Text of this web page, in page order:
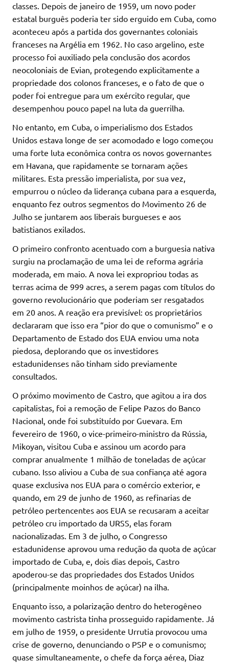
classes. Depois de janeiro de 1959, um novo poder
estatal burguês poderia ter sido erguido em Cuba, como
aconteceu após a partida dos governantes coloniais
franceses na Argélia em 1962. No caso argelino, este
processo foi auxiliado pela conclusão dos acordos
neocoloniais de Evian, protegendo explicitamente a
propriedade dos colonos franceses, e o fato de que o
poder foi entregue para um exército regular, que
desempenhou pouco papel na luta da guerrilha.
No entanto, em Cuba, o imperialismo dos Estados
Unidos estava longe de ser acomodado e logo começou
uma forte luta econômica contra os novos governantes
em Havana, que rapidamente se tornaram ações
militares. Esta pressão imperialista, por sua vez,
empurrou o núcleo da liderança cubana para a esquerda,
enquanto fez outros segmentos do Movimento 26 de
Julho se juntarem aos liberais burgueses e aos
batistianos exilados.
O primeiro confronto acentuado com a burguesia nativa
surgiu na proclamação de uma lei de reforma agrária
moderada, em maio. A nova lei expropriou todas as
terras acima de 999 acres, a serem pagas com títulos do
governo revolucionário que poderiam ser resgatados
em 20 anos. A reação era previsível: os proprietários
declararam que isso era “pior do que o comunismo” e o
Departamento de Estado dos EUA enviou uma nota
piedosa, deplorando que os investidores
estadunidenses não tinham sido previamente
consultados.
O próximo movimento de Castro, que agitou a ira dos
capitalistas, foi a remoção de Felipe Pazos do Banco
Nacional, onde foi substituído por Guevara. Em
fevereiro de 1960, o vice-primeiro-ministro da Rússia,
Mikoyan, visitou Cuba e assinou um acordo para
comprar anualmente 1 milhão de toneladas de açúcar
cubano. Isso aliviou a Cuba de sua confiança até agora
quase exclusiva nos EUA para o comércio exterior, e
quando, em 29 de junho de 1960, as refinarias de
petróleo pertencentes aos EUA se recusaram a aceitar
petróleo cru importado da URSS, elas foram
nacionalizadas. Em 3 de julho, o Congresso
estadunidense aprovou uma redução da quota de açúcar
importado de Cuba, e, dois dias depois, Castro
apoderou-se das propriedades dos Estados Unidos
(principalmente moinhos de açúcar) na ilha.
Enquanto isso, a polarização dentro do heterogêneo
movimento castrista tinha prosseguido rapidamente. Já
em julho de 1959, o presidente Urrutia provocou uma
crise de governo, denunciando o PSP e o comunismo;
quase simultaneamente, o chefe da força aérea, Diaz